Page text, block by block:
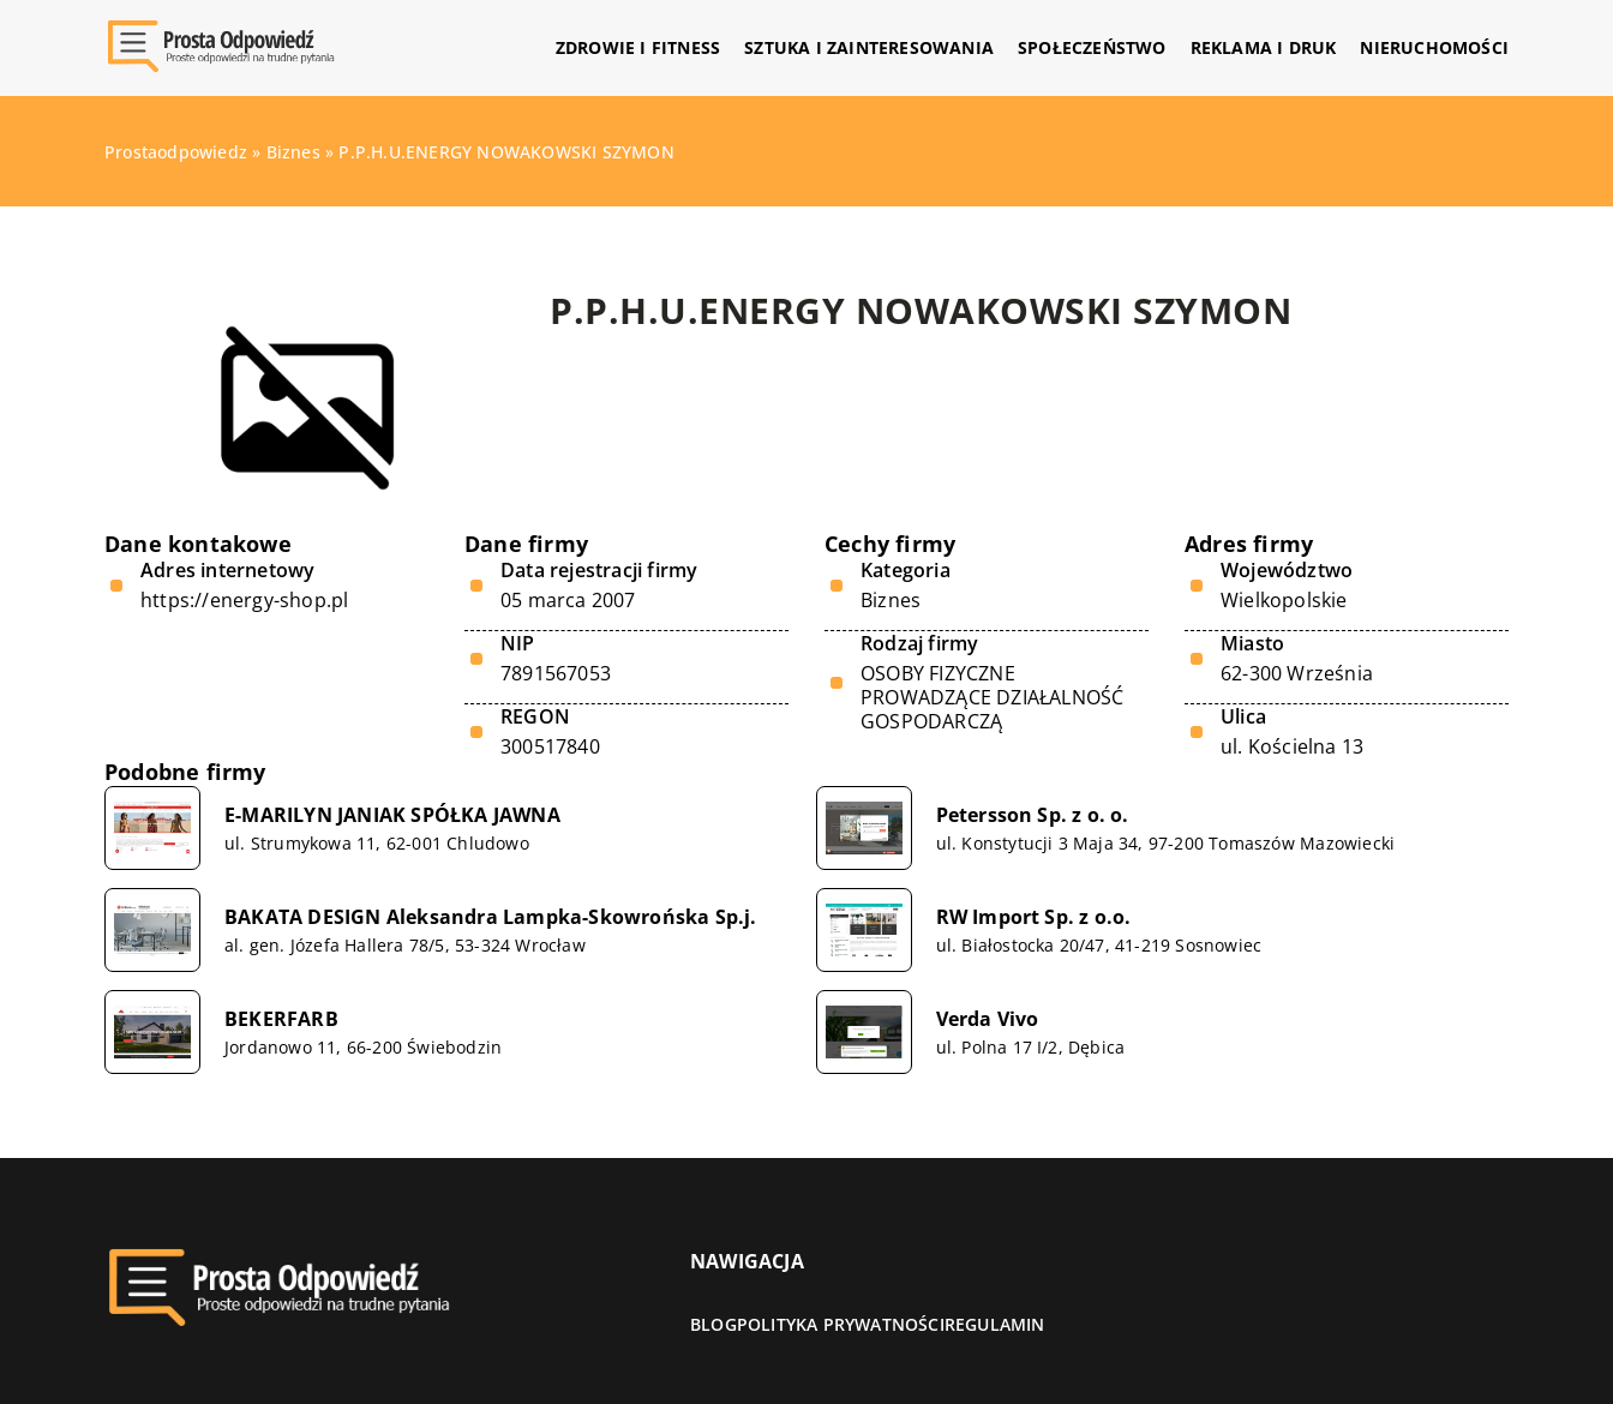
ZDROWIE I FITNESS SZTUKA I ZAINTERESOWANIA SPOŁECZEŃSTWO REKLAMA I DRUK NIERUCHOMOŚCI
Prostaodpowiedz » Biznes » P.P.H.U.ENERGY NOWAKOWSKI SZYMON
P.P.H.U.ENERGY NOWAKOWSKI SZYMON
Dane kontakowe
Adres internetowy
https://energy-shop.pl
Dane firmy
Data rejestracji firmy
05 marca 2007
NIP
7891567053
REGON
300517840
Cechy firmy
Kategoria
Biznes
Rodzaj firmy
OSOBY FIZYCZNE
PROWADZĄCE DZIAŁALNOŚĆ
GOSPODARCZĄ
Adres firmy
Województwo
Wielkopolskie
Miasto
62-300 Września
Ulica
ul. Kościelna 13
Podobne firmy
E-MARILYN JANIAK SPÓŁKA JAWNA
ul. Strumykowa 11, 62-001 Chludowo
Petersson Sp. z o. o.
ul. Konstytucji 3 Maja 34, 97-200 Tomaszów Mazowiecki
BAKATA DESIGN Aleksandra Lampka-Skowrońska Sp.j.
al. gen. Józefa Hallera 78/5, 53-324 Wrocław
RW Import Sp. z o.o.
ul. Białostocka 20/47, 41-219 Sosnowiec
BEKERFARB
Jordanowo 11, 66-200 Świebodzin
Verda Vivo
ul. Polna 17 I/2, Dębica
NAWIGACJA
BLOGPOLITYKA PRYWATNOŚCIREGULAMIN